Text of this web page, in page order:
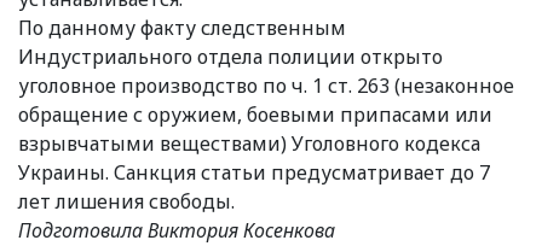
По данному факту следственным
Индустриального отдела полиции открыто
уголовное производство по ч. 1 ст. 263 (незаконное
обращение с оружием, боевыми припасами или
взрывчатыми веществами) Уголовного кодекса
Украины. Санкция статьи предусматривает до 7
лет лишения свободы.
Подготовила Виктория Косенкова